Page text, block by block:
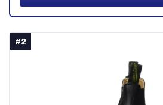
#2